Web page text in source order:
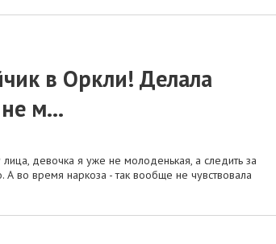
в Оркли! Делала
м...
девочка я уже не молоденькая, а следить за
во время наркоза - так вообще не чувствовала